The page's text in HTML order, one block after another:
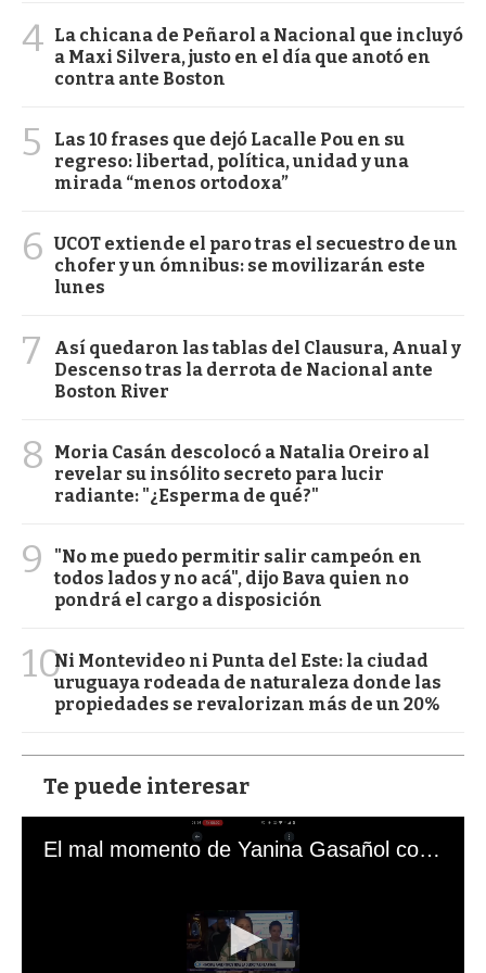
4 La chicana de Peñarol a Nacional que incluyó
a Maxi Silvera, justo en el día que anotó en
contra ante Boston
5
Las 10 frases que dejó Lacalle Pou en su
regreso: libertad, política, unidad y una
mirada “menos ortodoxa”
6 UCOT extiende el paro tras el secuestro de un
chofer y un ómnibus: se movilizarán este
lunes
7
Así quedaron las tablas del Clausura, Anual y
Descenso tras la derrota de Nacional ante
Boston River
8
Moria Casán descolocó a Natalia Oreiro al
revelar su insólito secreto para lucir
radiante: "¿Esperma de qué?"
9
"No me puedo permitir salir campeón en
todos lados y no acá", dijo Bava quien no
pondrá el cargo a disposición
10Ni Montevideo ni Punta del Este: la ciudad
uruguaya rodeada de naturaleza donde las
propiedades se revalorizan más de un 20%
Te puede interesar
El mal momento de Yanina Gasañol con un hincha argentino en "Subrayado"